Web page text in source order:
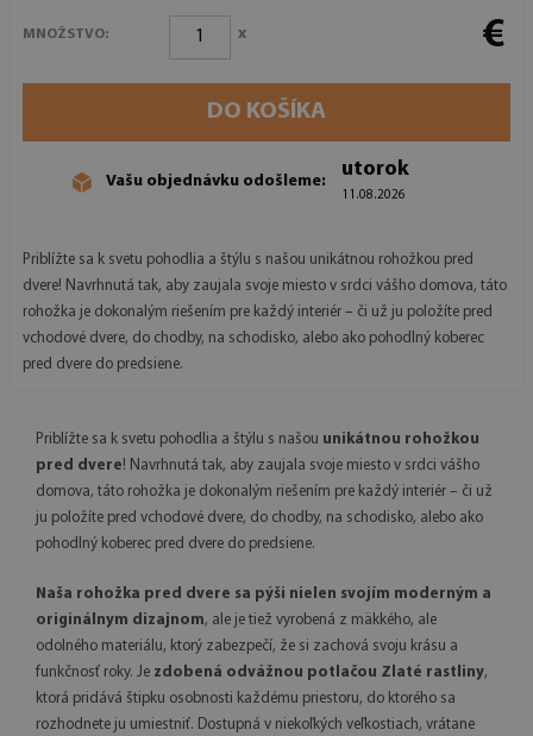
MNOŽSTVO: x €
DO KOŠÍKA
Vašu objednávku odošleme:
utorok
11.08.2026
Priblížte sa k svetu pohodlia a štýlu s našou unikátnou rohožkou pred
dvere! Navrhnutá tak, aby zaujala svoje miesto v srdci vášho domova, táto
rohožka je dokonalým riešením pre každý interiér – či už ju položíte pred
vchodové dvere, do chodby, na schodisko, alebo ako pohodlný koberec
pred dvere do predsiene.
Priblížte sa k svetu pohodlia a štýlu s našou unikátnou rohožkou
pred dvere! Navrhnutá tak, aby zaujala svoje miesto v srdci vášho
domova, táto rohožka je dokonalým riešením pre každý interiér – či už
ju položíte pred vchodové dvere, do chodby, na schodisko, alebo ako
pohodlný koberec pred dvere do predsiene.
Naša rohožka pred dvere sa pýši nielen svojím moderným a
originálnym dizajnom, ale je tiež vyrobená z mäkkého, ale
odolného materiálu, ktorý zabezpečí, že si zachová svoju krásu a
funkčnosť roky. Je zdobená odvážnou potlačou Zlaté rastliny,
ktorá pridává štipku osobnosti každému priestoru, do ktorého sa
rozhodnete ju umiestniť. Dostupná v niekoľkých veľkostiach, vrátane